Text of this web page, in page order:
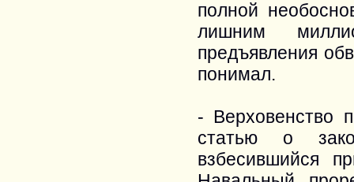
полной
лишним
предъявления
понимал.
- Верховенство
статью о
взбесившийся